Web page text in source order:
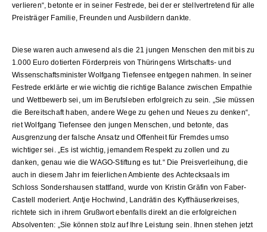
verlieren“, betonte er in seiner Festrede, bei der er stellvertretend für alle
Preisträger Familie, Freunden und Ausbildern dankte.
Diese waren auch anwesend als die 21 jungen Menschen den mit bis zu
1.000 Euro dotierten Förderpreis von Thüringens Wirtschafts- und
Wissenschaftsminister Wolfgang Tiefensee entgegen nahmen. In seiner
Festrede erklärte er wie wichtig die richtige Balance zwischen Empathie
und Wettbewerb sei, um im Berufsleben erfolgreich zu sein. „Sie müssen
die Bereitschaft haben, andere Wege zu gehen und Neues zu denken“,
riet Wolfgang Tiefensee den jungen Menschen, und betonte, das
Ausgrenzung der falsche Ansatz und Offenheit für Fremdes umso
wichtiger sei. „Es ist wichtig, jemandem Respekt zu zollen und zu
danken, genau wie die WAGO-Stiftung es tut.“ Die Preisverleihung, die
auch in diesem Jahr im feierlichen Ambiente des Achtecksaals im
Schloss Sondershausen stattfand, wurde von Kristin Gräfin von Faber-
Castell moderiert. Antje Hochwind, Landrätin des Kyffhäuserkreises,
richtete sich in ihrem Grußwort ebenfalls direkt an die erfolgreichen
Absolventen: „Sie können stolz auf Ihre Leistung sein. Ihnen stehen jetzt